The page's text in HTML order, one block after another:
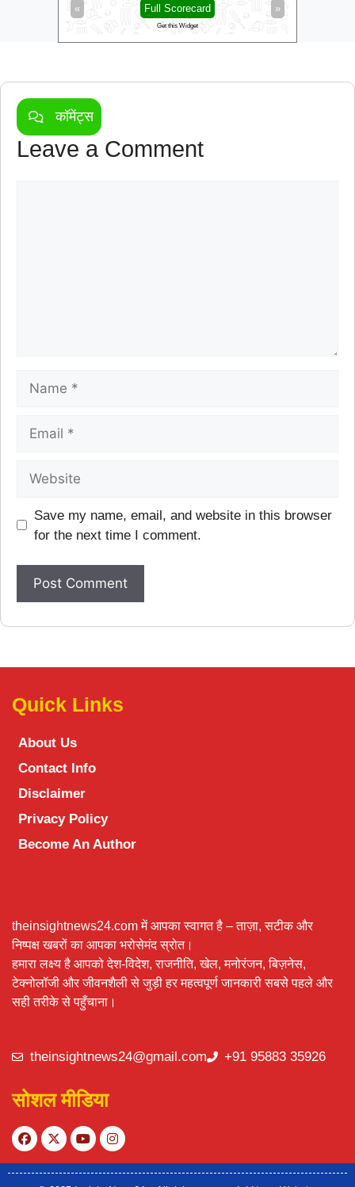
« »
Full Scorecard
Get this Widget
कॉमेंट्स
Leave a Comment
Save my name, email, and website in this browser
for the next time I comment.
Quick Links
About Us
Contact Info
Disclaimer
Privacy Policy
Become An Author
theinsightnews24.com में आपका स्वागत है – ताज़ा, सटीक और
निष्पक्ष खबरों का आपका भरोसेमंद स्रोत।
हमारा लक्ष्य है आपको देश-विदेश, राजनीति, खेल, मनोरंजन, बिज़नेस,
टेक्नोलॉजी और जीवनशैली से जुड़ी हर महत्वपूर्ण जानकारी सबसे पहले और
सही तरीके से पहुँचाना।
theinsightnews24@gmail.com +91 95883 35926
सोशल मीडिया